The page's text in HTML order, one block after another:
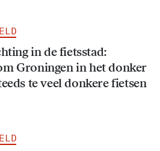
in de fietsstad:
Groningen in het donker
te veel donkere fietsen